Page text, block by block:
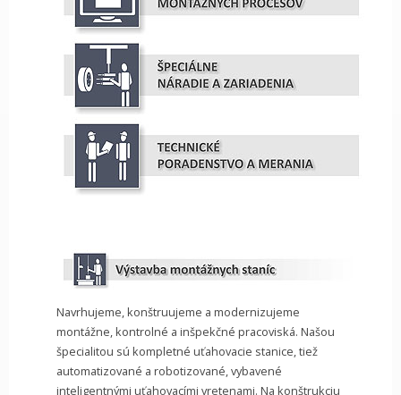
Navrhujeme, konštruujeme a modernizujeme
montážne, kontrolné a inšpekčné pracoviská. Našou
špecialitou sú kompletné uťahovacie stanice, tiež
automatizované a robotizované, vybavené
inteligentnými uťahovacími vretenami. Na konštrukciu